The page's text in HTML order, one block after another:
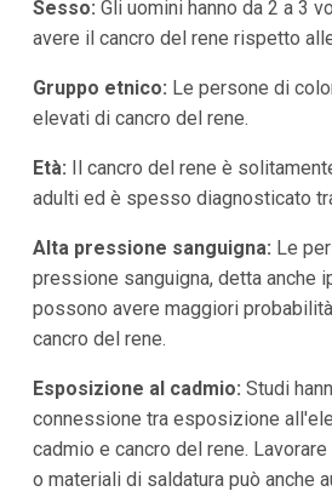
Sesso: Gli uomini hanno da 2 a 3
avere il cancro del rene rispetto
Gruppo etnico: Le persone di
elevati di cancro del rene.
Età: Il cancro del rene è
adulti ed è spesso diagnosticato
Alta pressione sanguigna: Le
pressione sanguigna, detta anche
possono avere maggiori
cancro del rene.
Esposizione al cadmio: Studi
connessione tra esposizione
cadmio e cancro del rene.
o materiali di saldatura può anche